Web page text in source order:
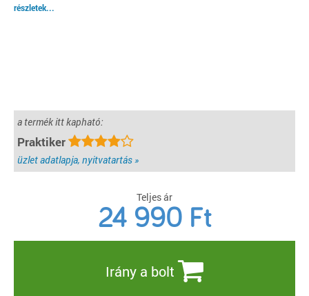
részletek...
a termék itt kapható:
Praktiker
üzlet adatlapja, nyitvatartás »
Teljes ár
24 990 Ft
Irány a bolt